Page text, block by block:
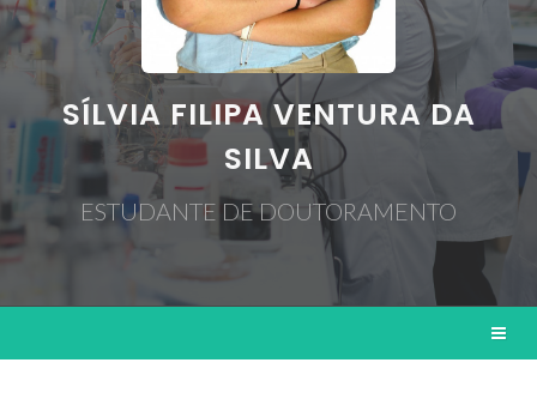
SÍLVIA FILIPA VENTURA DA
SILVA
ESTUDANTE DE DOUTORAMENTO